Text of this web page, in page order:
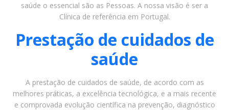
saúde o essencial são as Pessoas. A nossa visão é ser a
Clínica de referência em Portugal.
Prestação de cuidados de
saúde
A prestação de cuidados de saúde, de acordo com as
melhores práticas, a excelência tecnológica, e a mais recente
e comprovada evolução científica na prevenção, diagnóstico